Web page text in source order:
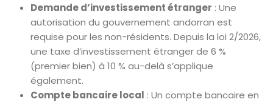
Demande d’investissement étranger : Une
autorisation du gouvernement andorran est
requise pour les non-résidents. Depuis la loi 2/2026,
une taxe d’investissement étranger de 6 %
(premier bien) à 10 % au-delà s’applique
également.
Compte bancaire local : Un compte bancaire en